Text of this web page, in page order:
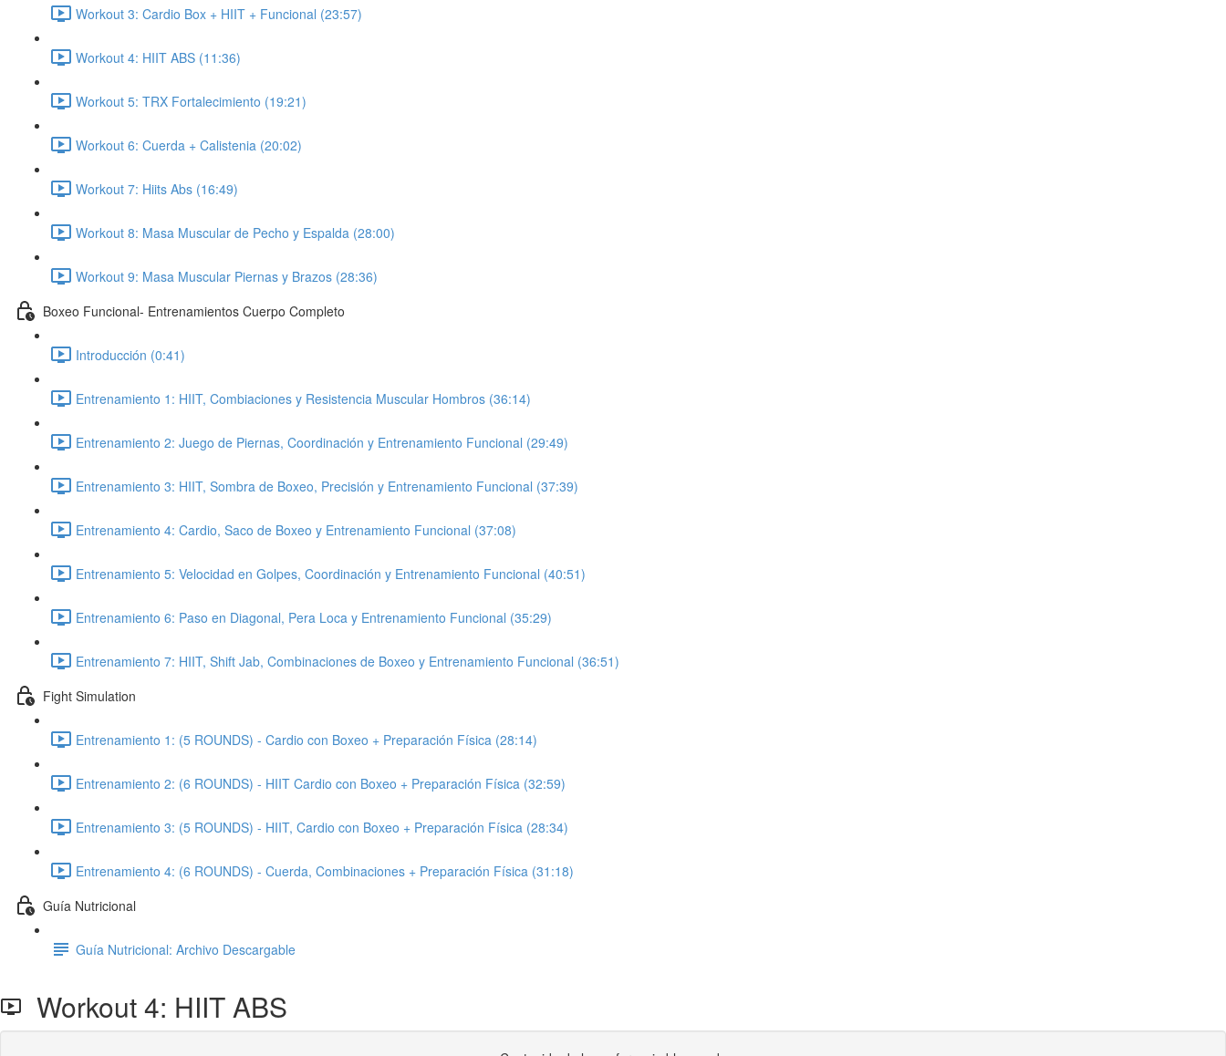
Workout 3: Cardio Box + HIIT + Funcional (23:57)
Workout 4: HIIT ABS (11:36)
Workout 5: TRX Fortalecimiento (19:21)
Workout 6: Cuerda + Calistenia (20:02)
Workout 7: Hiits Abs (16:49)
Workout 8: Masa Muscular de Pecho y Espalda (28:00)
Workout 9: Masa Muscular Piernas y Brazos (28:36)
Boxeo Funcional- Entrenamientos Cuerpo Completo
Introducción (0:41)
Entrenamiento 1: HIIT, Combiaciones y Resistencia Muscular Hombros (36:14)
Entrenamiento 2: Juego de Piernas, Coordinación y Entrenamiento Funcional (29:49)
Entrenamiento 3: HIIT, Sombra de Boxeo, Precisión y Entrenamiento Funcional (37:39)
Entrenamiento 4: Cardio, Saco de Boxeo y Entrenamiento Funcional (37:08)
Entrenamiento 5: Velocidad en Golpes, Coordinación y Entrenamiento Funcional (40:51)
Entrenamiento 6: Paso en Diagonal, Pera Loca y Entrenamiento Funcional (35:29)
Entrenamiento 7: HIIT, Shift Jab, Combinaciones de Boxeo y Entrenamiento Funcional (36:51)
Fight Simulation
Entrenamiento 1: (5 ROUNDS) - Cardio con Boxeo + Preparación Física (28:14)
Entrenamiento 2: (6 ROUNDS) - HIIT Cardio con Boxeo + Preparación Física (32:59)
Entrenamiento 3: (5 ROUNDS) - HIIT, Cardio con Boxeo + Preparación Física (28:34)
Entrenamiento 4: (6 ROUNDS) - Cuerda, Combinaciones + Preparación Física (31:18)
Guía Nutricional
Guía Nutricional: Archivo Descargable
Workout 4: HIIT ABS